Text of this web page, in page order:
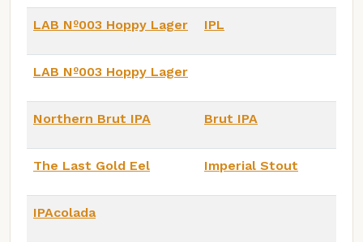
LAB Nº003 Hoppy Lager IPL
LAB Nº003 Hoppy Lager
Northern Brut IPA Brut IPA
The Last Gold Eel Imperial Stout
IPAcolada